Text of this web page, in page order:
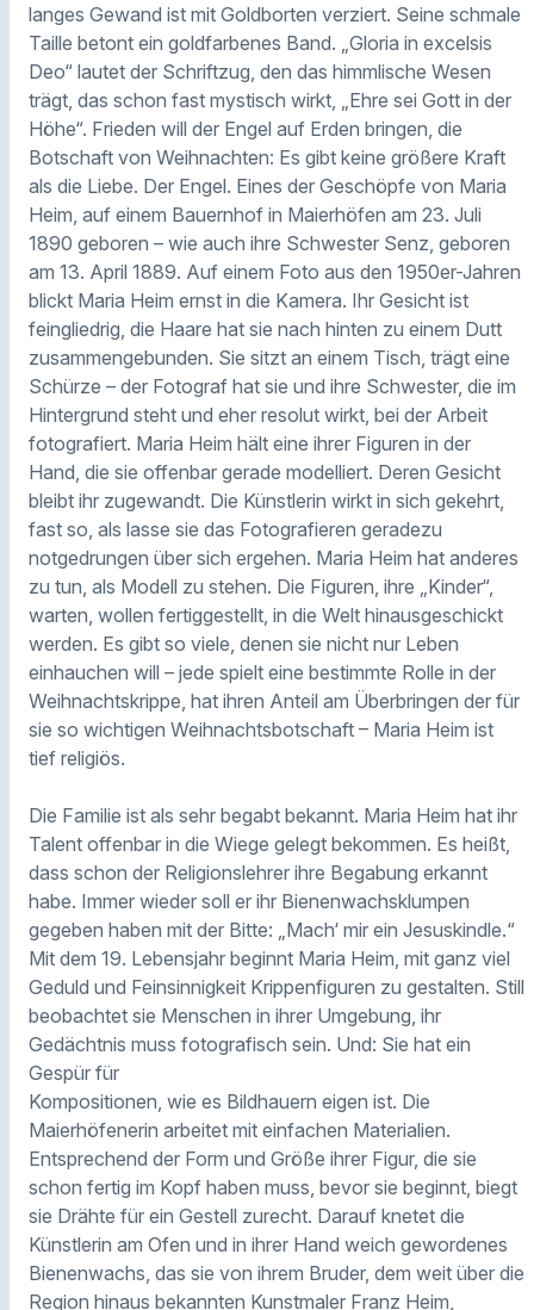
langes Gewand ist mit Goldborten verziert. Seine schmale
Taille betont ein goldfarbenes Band. „Gloria in excelsis
Deo“ lautet der Schriftzug, den das himmlische Wesen
trägt, das schon fast mystisch wirkt, „Ehre sei Gott in der
Höhe“. Frieden will der Engel auf Erden bringen, die
Botschaft von Weihnachten: Es gibt keine größere Kraft
als die Liebe. Der Engel. Eines der Geschöpfe von Maria
Heim, auf einem Bauernhof in Maierhöfen am 23. Juli
1890 geboren – wie auch ihre Schwester Senz, geboren
am 13. April 1889. Auf einem Foto aus den 1950er-Jahren
blickt Maria Heim ernst in die Kamera. Ihr Gesicht ist
feingliedrig, die Haare hat sie nach hinten zu einem Dutt
zusammengebunden. Sie sitzt an einem Tisch, trägt eine
Schürze – der Fotograf hat sie und ihre Schwester, die im
Hintergrund steht und eher resolut wirkt, bei der Arbeit
fotografiert. Maria Heim hält eine ihrer Figuren in der
Hand, die sie offenbar gerade modelliert. Deren Gesicht
bleibt ihr zugewandt. Die Künstlerin wirkt in sich gekehrt,
fast so, als lasse sie das Fotografieren geradezu
notgedrungen über sich ergehen. Maria Heim hat anderes
zu tun, als Modell zu stehen. Die Figuren, ihre „Kinder“,
warten, wollen fertiggestellt, in die Welt hinausgeschickt
werden. Es gibt so viele, denen sie nicht nur Leben
einhauchen will – jede spielt eine bestimmte Rolle in der
Weihnachtskrippe, hat ihren Anteil am Überbringen der für
sie so wichtigen Weihnachtsbotschaft – Maria Heim ist
tief religiös.
Die Familie ist als sehr begabt bekannt. Maria Heim hat ihr
Talent offenbar in die Wiege gelegt bekommen. Es heißt,
dass schon der Religionslehrer ihre Begabung erkannt
habe. Immer wieder soll er ihr Bienenwachsklumpen
gegeben haben mit der Bitte: „Mach‘ mir ein Jesuskindle.“
Mit dem 19. Lebensjahr beginnt Maria Heim, mit ganz viel
Geduld und Feinsinnigkeit Krippenfiguren zu gestalten. Still
beobachtet sie Menschen in ihrer Umgebung, ihr
Gedächtnis muss fotografisch sein. Und: Sie hat ein
Gespür für
Kompositionen, wie es Bildhauern eigen ist. Die
Maierhöfenerin arbeitet mit einfachen Materialien.
Entsprechend der Form und Größe ihrer Figur, die sie
schon fertig im Kopf haben muss, bevor sie beginnt, biegt
sie Drähte für ein Gestell zurecht. Darauf knetet die
Künstlerin am Ofen und in ihrer Hand weich gewordenes
Bienenwachs, das sie von ihrem Bruder, dem weit über die
Region hinaus bekannten Kunstmaler Franz Heim,